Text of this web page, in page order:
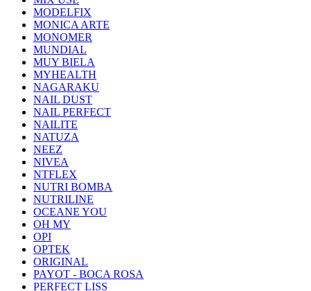
MODELFIX
MONICA ARTE
MONOMER
MUNDIAL
MUY BIELA
MYHEALTH
NAGARAKU
NAIL DUST
NAIL PERFECT
NAILITE
NATUZA
NEEZ
NIVEA
NTFLEX
NUTRI BOMBA
NUTRILINE
OCEANE YOU
OH MY
OPI
OPTEK
ORIGINAL
PAYOT - BOCA ROSA
PERFECT LISS